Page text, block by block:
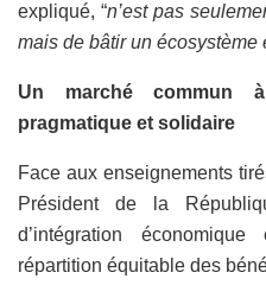
expliqué, “n’est pas
mais de bâtir un
Un marché commun
pragmatique et solidaire
Face aux enseignements
Président de la
d’intégration
répartition équitable des